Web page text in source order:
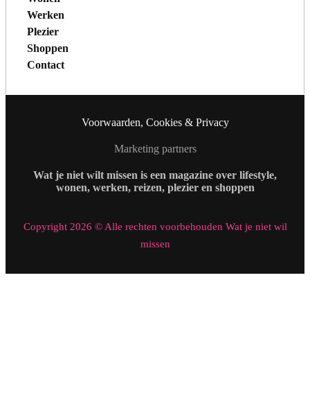
Werken
Plezier
Shoppen
Contact
Voorwaarden, Cookies & Privacy
Marketing partners
Wat je niet wilt missen is een magazine over lifestyle,
wonen, werken, reizen, plezier en shoppen
Copyright 2026 © Alle rechten voorbehouden Wat je niet wil
missen